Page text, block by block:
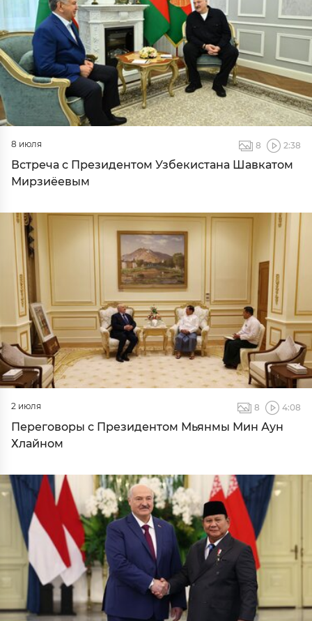
8 июля 8 2:38
Встреча с Президентом Узбекистана Шавкатом
Мирзиёевым
2 июля 8 4:08
Переговоры с Президентом Мьянмы Мин Аун
Хлайном